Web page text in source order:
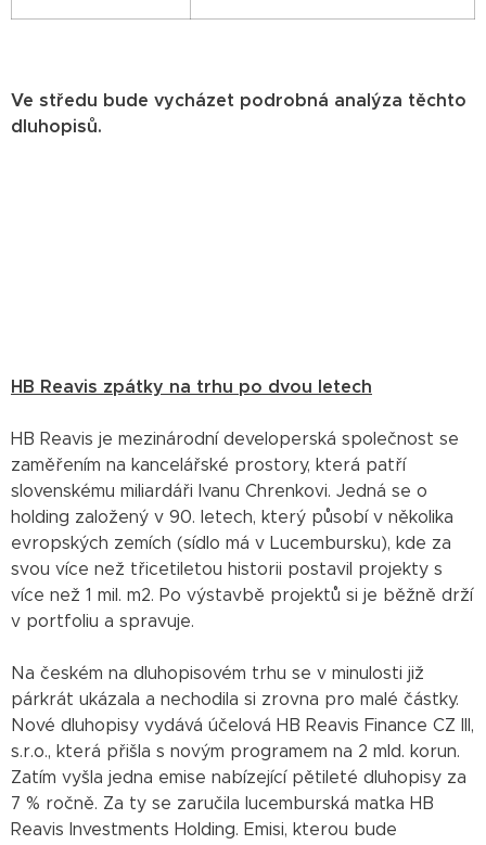
Ve středu bude vycházet podrobná analýza těchto
dluhopisů.
HB Reavis zpátky na trhu po dvou letech
HB Reavis je mezinárodní developerská společnost se
zaměřením na kancelářské prostory, která patří
slovenskému miliardáři Ivanu Chrenkovi. Jedná se o
holding založený v 90. letech, který působí v několika
evropských zemích (sídlo má v Lucembursku), kde za
svou více než třicetiletou historii postavil projekty s
více než 1 mil. m2. Po výstavbě projektů si je běžně drží
v portfoliu a spravuje.
Na českém na dluhopisovém trhu se v minulosti již
párkrát ukázala a nechodila si zrovna pro malé částky.
Nové dluhopisy vydává účelová HB Reavis Finance CZ III,
s.r.o., která přišla s novým programem na 2 mld. korun.
Zatím vyšla jedna emise nabízející pětileté dluhopisy za
7 % ročně. Za ty se zaručila lucemburská matka HB
Reavis Investments Holding. Emisi, kterou bude